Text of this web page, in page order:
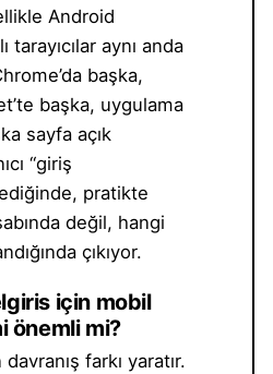
Android
aynı anda
başka,
başka, uygulama
sayfa açık
“giriş
pratikte
değil, hangi
çıkıyor.
için mobil
önemli mi?
farkı yaratır.